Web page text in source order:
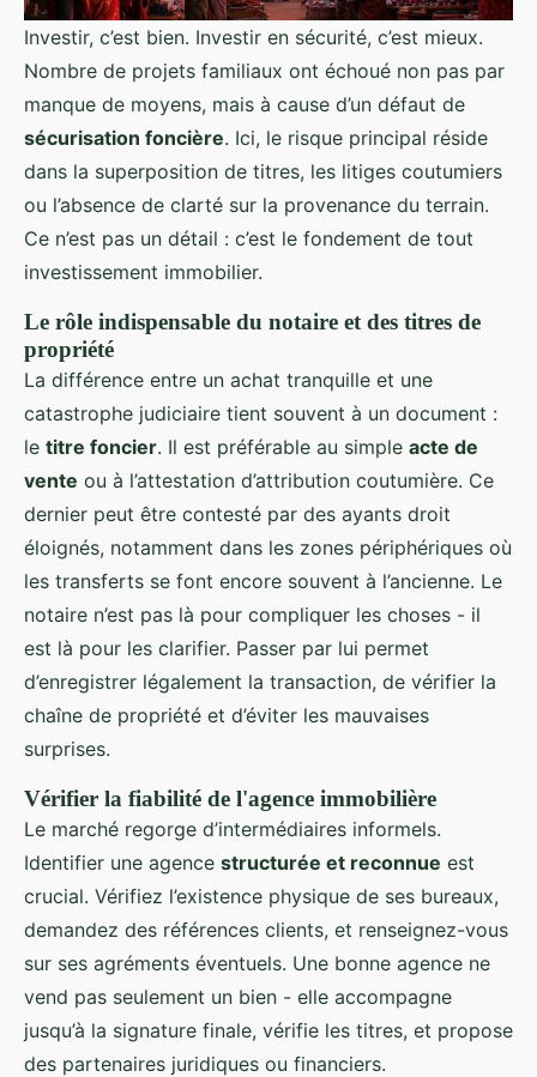
Investir, c’est bien. Investir en sécurité, c’est mieux.
Nombre de projets familiaux ont échoué non pas par
manque de moyens, mais à cause d’un défaut de
sécurisation foncière. Ici, le risque principal réside
dans la superposition de titres, les litiges coutumiers
ou l’absence de clarté sur la provenance du terrain.
Ce n’est pas un détail : c’est le fondement de tout
investissement immobilier.
Le rôle indispensable du notaire et des titres de
propriété
La différence entre un achat tranquille et une
catastrophe judiciaire tient souvent à un document :
le titre foncier. Il est préférable au simple acte de
vente ou à l’attestation d’attribution coutumière. Ce
dernier peut être contesté par des ayants droit
éloignés, notamment dans les zones périphériques où
les transferts se font encore souvent à l’ancienne. Le
notaire n’est pas là pour compliquer les choses - il
est là pour les clarifier. Passer par lui permet
d’enregistrer légalement la transaction, de vérifier la
chaîne de propriété et d’éviter les mauvaises
surprises.
Vérifier la fiabilité de l'agence immobilière
Le marché regorge d’intermédiaires informels.
Identifier une agence structurée et reconnue est
crucial. Vérifiez l’existence physique de ses bureaux,
demandez des références clients, et renseignez-vous
sur ses agréments éventuels. Une bonne agence ne
vend pas seulement un bien - elle accompagne
jusqu’à la signature finale, vérifie les titres, et propose
des partenaires juridiques ou financiers.